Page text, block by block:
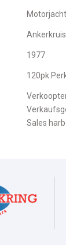
1977
120pk
Sales